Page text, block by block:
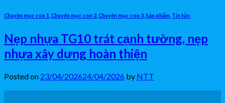
Chuyên mục con 1 Chuyên mục con 2 Chuyên mục con 3 Sản phẩm Tin tức
Nẹp nhựa TG10 trát cạnh tường, nẹp
nhựa xây dựng hoàn thiện
Posted on 23/04/202624/04/2026 by NTT